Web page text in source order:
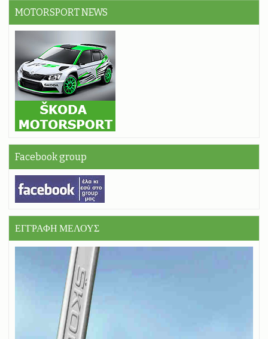
MOTORSPORT NEWS
Facebook group
ΕΓΓΡΑΦΗ ΜΕΛΟΥΣ